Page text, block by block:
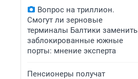
Вопрос на триллион.
Смогут ли зерновые
терминалы Балтики заменить
заблокированные южные
порты: мнение эксперта
Пенсионеры получат